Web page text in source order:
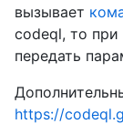
вызывает
codeql, то
передать
https://